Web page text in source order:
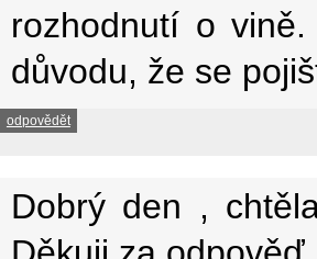
rozhodnutí o
důvodu, že se
odpovědět
Dobrý den ,